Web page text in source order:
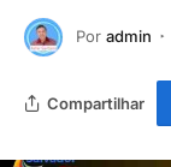
Por admin
Compartilhar